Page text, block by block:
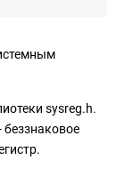
sysreg.h.
беззнаковое